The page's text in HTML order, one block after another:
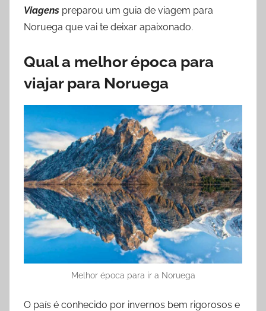
Viagens preparou um guia de viagem para
Noruega que vai te deixar apaixonado.
Qual a melhor época para
viajar para Noruega
Melhor época para ir a Noruega
O país é conhecido por invernos bem rigorosos e